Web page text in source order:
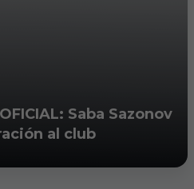
Saba Sazonov
al club